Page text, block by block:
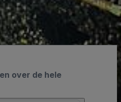
over de hele